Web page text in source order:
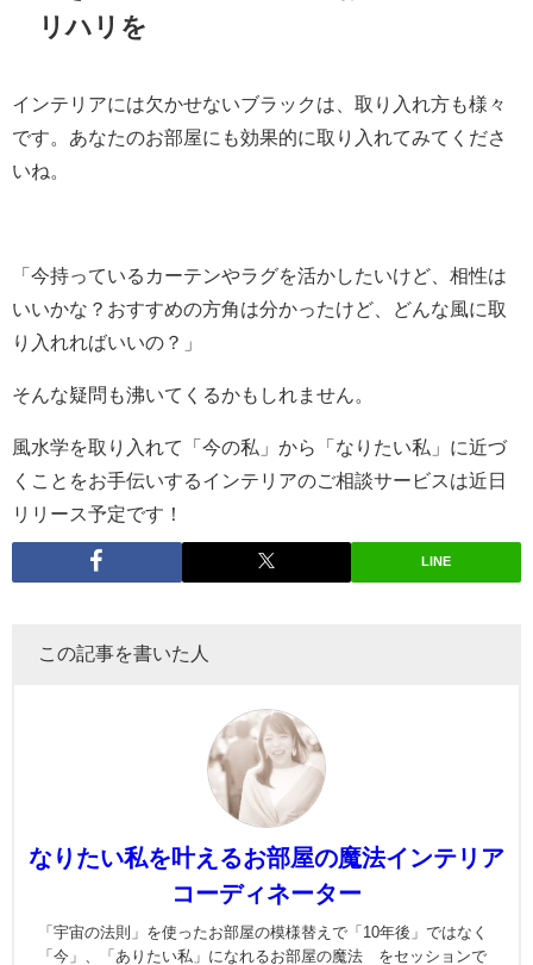
リハリを
インテリアには欠かせないブラックは、取り入れ方も様々
です。あなたのお部屋にも効果的に取り入れてみてくださ
いね。
「今持っているカーテンやラグを活かしたいけど、相性は
いいかな？おすすめの方角は分かったけど、どんな風に取
り入れればいいの？」
そんな疑問も沸いてくるかもしれません。
風水学を取り入れて「今の私」から「なりたい私」に近づ
くことをお手伝いするインテリアのご相談サービスは近日
リリース予定です！
LINE
この記事を書いた人
なりたい私を叶えるお部屋の魔法インテリア
コーディネーター
「宇宙の法則」を使ったお部屋の模様替えで「10年後」ではなく
「今」、「ありたい私」になれるお部屋の魔法®をセッションで